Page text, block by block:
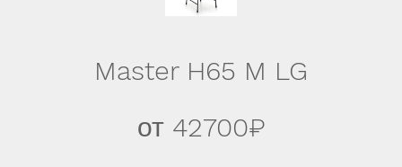
Master H65 M LG
от 42700₽